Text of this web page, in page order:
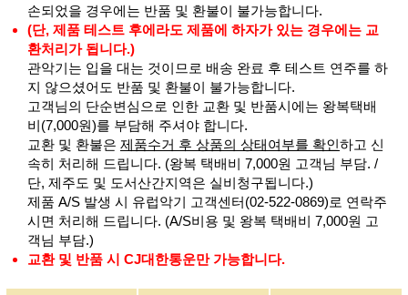
손되었을 경우에는 반품 및 환불이 불가능합니다.
(단, 제품 테스트 후에라도 제품에 하자가 있는 경우에는 교
환처리가 됩니다.)
관악기는 입을 대는 것이므로 배송 완료 후 테스트 연주를 하
지 않으셨어도 반품 및 환불이 불가능합니다.
고객님의 단순변심으로 인한 교환 및 반품시에는 왕복택배
비(7,000원)를 부담해 주셔야 합니다.
교환 및 환불은 제품수거 후 상품의 상태여부를 확인하고 신
속히 처리해 드립니다. (왕복 택배비 7,000원 고객님 부담. /
단, 제주도 및 도서산간지역은 실비청구됩니다.)
제품 A/S 발생 시 유럽악기 고객센터(02-522-0869)로 연락주
시면 처리해 드립니다. (A/S비용 및 왕복 택배비 7,000원 고
객님 부담.)
교환 및 반품 시 CJ대한통운만 가능합니다.